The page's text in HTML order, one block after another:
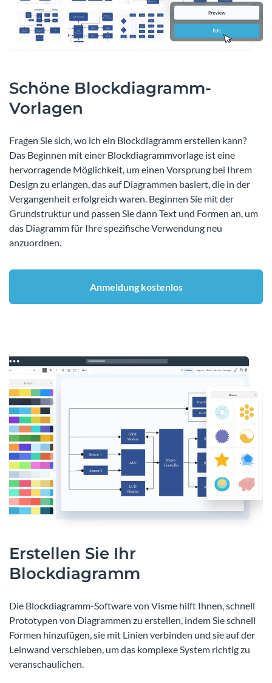
Schöne Blockdiagramm-
Vorlagen
Fragen Sie sich, wo ich ein Blockdiagramm erstellen kann?
Das Beginnen mit einer Blockdiagrammvorlage ist eine
hervorragende Möglichkeit, um einen Vorsprung bei Ihrem
Design zu erlangen, das auf Diagrammen basiert, die in der
Vergangenheit erfolgreich waren. Beginnen Sie mit der
Grundstruktur und passen Sie dann Text und Formen an, um
das Diagramm für Ihre spezifische Verwendung neu
anzuordnen.
Anmeldung kostenlos
Erstellen Sie Ihr
Blockdiagramm
Die Blockdiagramm-Software von Visme hilft Ihnen, schnell
Prototypen von Diagrammen zu erstellen, indem Sie schnell
Formen hinzufügen, sie mit Linien verbinden und sie auf der
Leinwand verschieben, um das komplexe System richtig zu
veranschaulichen.